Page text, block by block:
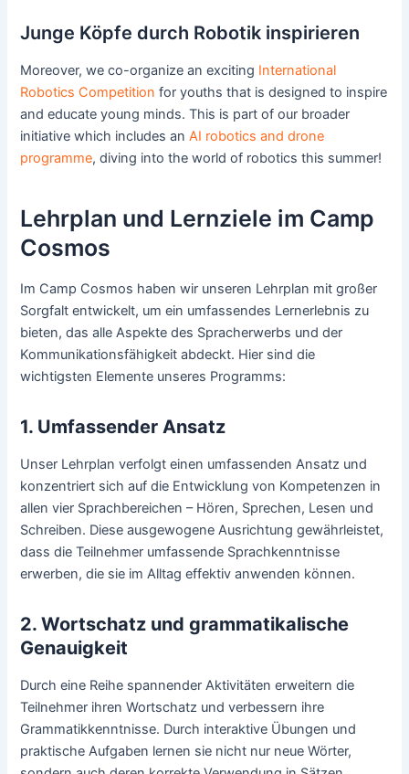
Junge Köpfe durch Robotik inspirieren
Moreover, we co-organize an exciting International
Robotics Competition for youths that is designed to inspire
and educate young minds. This is part of our broader
initiative which includes anAI robotics and drone
programme, diving into the world of robotics this summer!
Lehrplan und Lernziele im Camp
Cosmos
Im Camp Cosmos haben wir unseren Lehrplan mit großer
Sorgfalt entwickelt, um ein umfassendes Lernerlebnis zu
bieten, das alle Aspekte des Spracherwerbs und der
Kommunikationsfähigkeit abdeckt. Hier sind die
wichtigsten Elemente unseres Programms:
1. Umfassender Ansatz
Unser Lehrplan verfolgt einen umfassenden Ansatz und
konzentriert sich auf die Entwicklung von Kompetenzen in
allen vier Sprachbereichen – Hören, Sprechen, Lesen und
Schreiben. Diese ausgewogene Ausrichtung gewährleistet,
dass die Teilnehmer umfassende Sprachkenntnisse
erwerben, die sie im Alltag effektiv anwenden können.
2. Wortschatz und grammatikalische
Genauigkeit
Durch eine Reihe spannender Aktivitäten erweitern die
Teilnehmer ihren Wortschatz und verbessern ihre
Grammatikkenntnisse. Durch interaktive Übungen und
praktische Aufgaben lernen sie nicht nur neue Wörter,